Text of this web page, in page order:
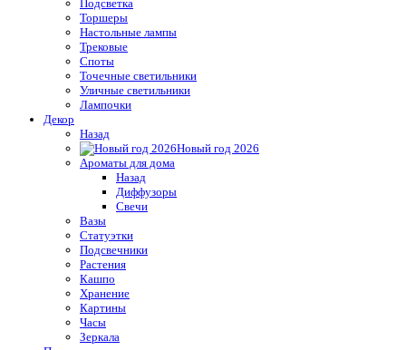
Подсветка
Торшеры
Настольные лампы
Трековые
Споты
Точечные светильники
Уличные светильники
Лампочки
Декор
Назад
Новый год 2026
Ароматы для дома
Назад
Диффузоры
Свечи
Вазы
Статуэтки
Подсвечники
Растения
Кашпо
Хранение
Картины
Часы
Зеркала